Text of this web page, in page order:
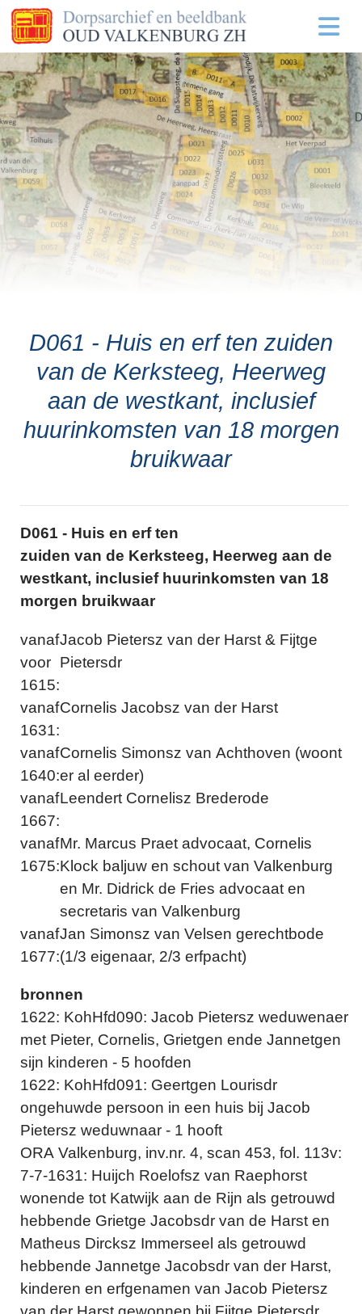
D061 - Huis en erf ten zuiden
van de Kerksteeg, Heerweg
aan de westkant, inclusief
huurinkomsten van 18 morgen
bruikwaar
D061 - Huis en erf ten
zuiden van de Kerksteeg, Heerweg aan de
westkant, inclusief huurinkomsten van 18
morgen bruikwaar
vanaf
voor
1615:
Jacob Pietersz van der Harst & Fijtge
Pietersdr
vanaf
1631:
Cornelis Jacobsz van der Harst
vanaf
1640:
Cornelis Simonsz van Achthoven (woont
er al eerder)
vanaf
1667:
Leendert Cornelisz Brederode
vanaf
1675:
Mr. Marcus Praet advocaat, Cornelis
Klock baljuw en schout van Valkenburg
en Mr. Didrick de Fries advocaat en
secretaris van Valkenburg
vanaf
1677:
Jan Simonsz van Velsen gerechtbode
(1/3 eigenaar, 2/3 erfpacht)
bronnen
1622: KohHfd090: Jacob Pietersz weduwenaer
met Pieter, Cornelis, Grietgen ende Jannetgen
sijn kinderen - 5 hoofden
1622: KohHfd091: Geertgen Lourisdr
ongehuwde persoon in een huis bij Jacob
Pietersz weduwnaar - 1 hooft
ORA Valkenburg, inv.nr. 4, scan 453, fol. 113v:
7-7-1631: Huijch Roelofsz van Raephorst
wonende tot Katwijk aan de Rijn als getrouwd
hebbende Grietge Jacobsdr van de Harst en
Matheus Dircksz Immerseel als getrouwd
hebbende Jannetge Jacobsdr van der Harst,
kinderen en erfgenamen van Jacob Pietersz